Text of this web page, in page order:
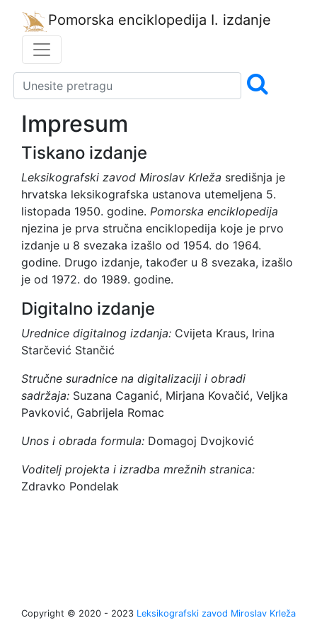
Pomorska enciklopedija I. izdanje
Impresum
Tiskano izdanje
Leksikografski zavod Miroslav Krleža središnja je
hrvatska leksikografska ustanova utemeljena 5.
listopada 1950. godine. Pomorska enciklopedija
njezina je prva stručna enciklopedija koje je prvo
izdanje u 8 svezaka izašlo od 1954. do 1964.
godine. Drugo izdanje, također u 8 svezaka, izašlo
je od 1972. do 1989. godine.
Digitalno izdanje
Urednice digitalnog izdanja: Cvijeta Kraus, Irina
Starčević Stančić
Stručne suradnice na digitalizaciji i obradi
sadržaja: Suzana Caganić, Mirjana Kovačić, Veljka
Pavković, Gabrijela Romac
Unos i obrada formula: Domagoj Dvojković
Voditelj projekta i izradba mrežnih stranica:
Zdravko Pondelak
Copyright © 2020 - 2023 Leksikografski zavod Miroslav Krleža